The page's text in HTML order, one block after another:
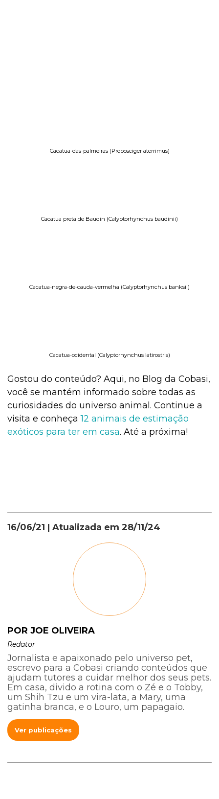
Cacatua-das-palmeiras (Probosciger aterrimus)
Cacatua preta de Baudin (Calyptorhynchus baudinii)
Cacatua-negra-de-cauda-vermelha (Calyptorhynchus banksii)
Cacatua-ocidental (Calyptorhynchus latirostris)
Gostou do conteúdo? Aqui, no Blog da Cobasi,
você se mantém informado sobre todas as
curiosidades do universo animal. Continue a
visita e conheça12 animais de estimação
exóticos para ter em casa. Até a próxima!
16/06/21 | Atualizada em 28/11/24
POR JOE OLIVEIRA
Redator
Jornalista e apaixonado pelo universo pet,
escrevo para a Cobasi criando conteúdos que
ajudam tutores a cuidar melhor dos seus pets.
Em casa, divido a rotina com o Zé e o Tobby,
um Shih Tzu e um vira-lata, a Mary, uma
gatinha branca, e o Louro, um papagaio.
Ver publicações